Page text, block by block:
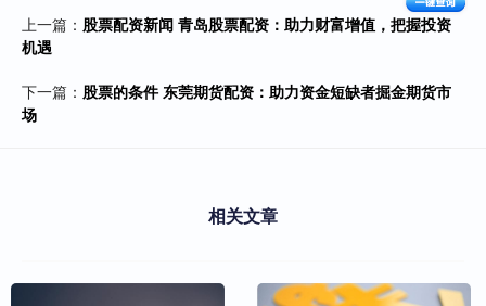
上一篇： 股票配资新闻 青岛股票配资：助力财富增值，把握投资
机遇
下一篇： 股票的条件 东莞期货配资：助力资金短缺者掘金期货市
场
相关文章